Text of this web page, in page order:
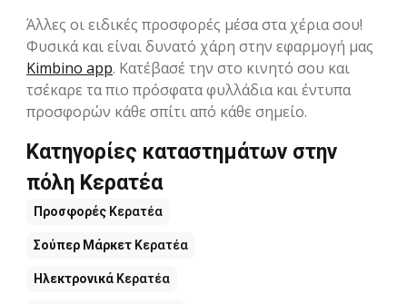
Άλλες οι ειδικές προσφορές μέσα στα χέρια σου!
Φυσικά και είναι δυνατό χάρη στην εφαρμογή μας
Kimbino app. Κατέβασέ την στο κινητό σου και
τσέκαρε τα πιο πρόσφατα φυλλάδια και έντυπα
προσφορών κάθε σπίτι από κάθε σημείο.
Κατηγορίες καταστημάτων στην
πόλη Κερατέα
Προσφορές Κερατέα
Σούπερ Μάρκετ Κερατέα
Hλεκτρονικά Κερατέα